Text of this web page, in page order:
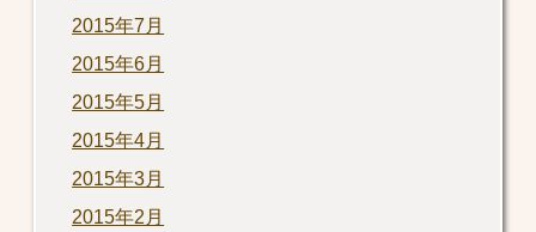
2015年7月
2015年6月
2015年5月
2015年4月
2015年3月
2015年2月